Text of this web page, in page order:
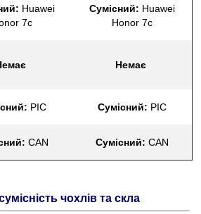
Huawei
7c
Сумісний: Huawei
Honor 7c
Немає
PIC Сумісний: PIC
CAN Сумісний: CAN
чохлів та скла